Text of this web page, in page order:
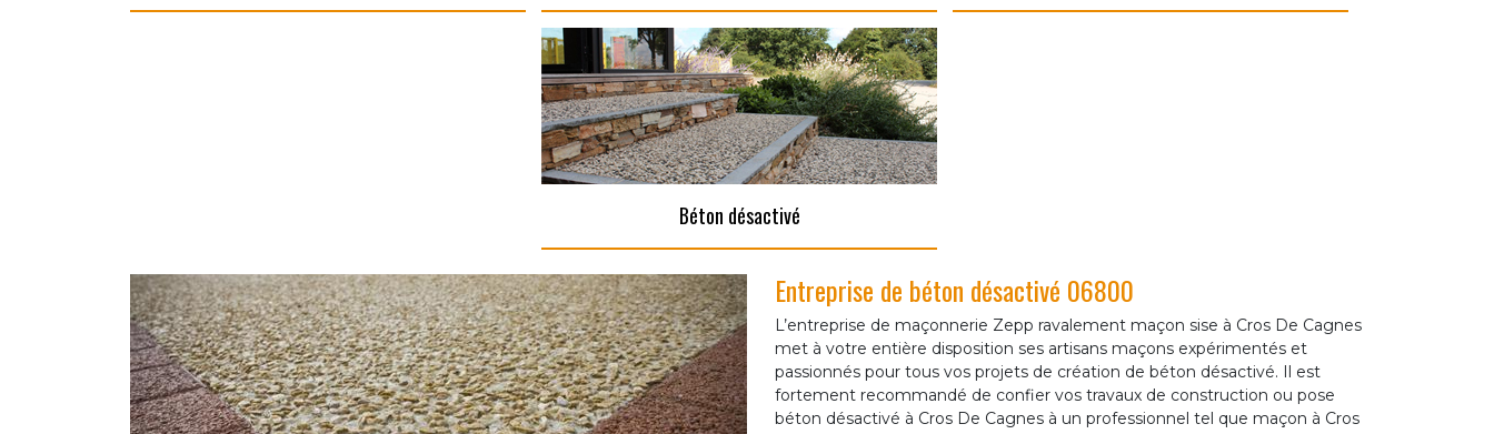
Béton désactivé
Entreprise de béton désactivé 06800
L’entreprise de maçonnerie Zepp ravalement maçon sise à Cros De Cagnes
met à votre entière disposition ses artisans maçons expérimentés et
passionnés pour tous vos projets de création de béton désactivé. Il est
fortement recommandé de confier vos travaux de construction ou pose
béton désactivé à Cros De Cagnes à un professionnel tel que maçon à Cros